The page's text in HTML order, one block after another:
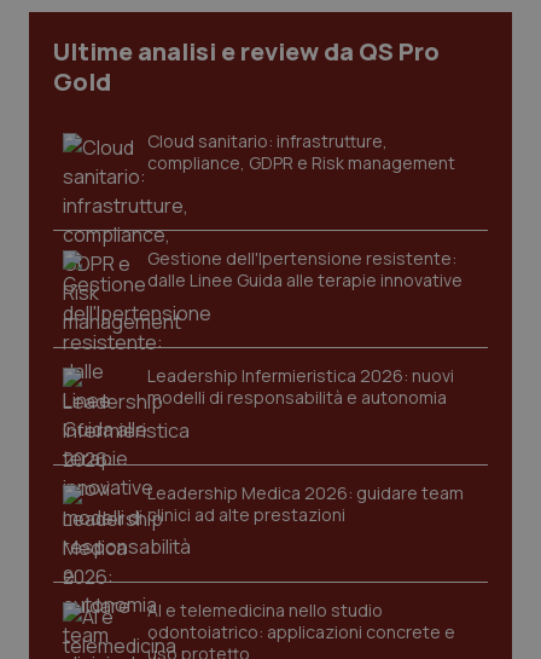
Ultime analisi e review da QS Pro
Gold
Cloud sanitario: infrastrutture,
compliance, GDPR e Risk management
Gestione dell'Ipertensione resistente:
dalle Linee Guida alle terapie innovative
Leadership Infermieristica 2026: nuovi
modelli di responsabilità e autonomia
Leadership Medica 2026: guidare team
clinici ad alte prestazioni
AI e telemedicina nello studio
odontoiatrico: applicazioni concrete e
uso protetto
sito web abilitandone funzionalità di base quali la
navigazione sulle pagine e l'accesso alle aree
protette del sito. Il sito web non è in grado di
Nome
Fornitore/
VISITOR_PRIVACY_METADATA
CookieScript